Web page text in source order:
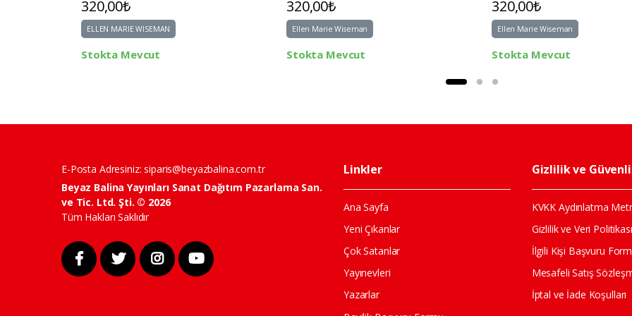
320,00₺
ELLEN MARIE WISEMAN
Stokta Mevcut
320,00₺
Ellen Marie Wiseman
Stokta Mevcut
320,00₺
Ellen Marie Wiseman
Stokta Mevcut
E-Posta Adresiniz:siparis@beyazbalina.com.tr
Beyaz Balina Yayınları Sanat Dağıtım Pazarlama San.
ve Tic. Ltd. Şti. © 2026
Tüm Hakları Saklıdır
Linkler
Ana Sayfa
Yeni Çıkanlar
Çok Satanlar
Yayınevleri
Yazarlar
Gizlilik ve
KVKK Aydınlatma
Gizlilik ve Veri Politikası
İlgili Kişi Başvuru
Mesafeli Satış
İptal ve İade Koşulları